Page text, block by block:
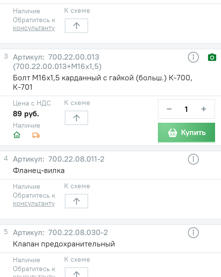
Наличие
Обратитесь к
консультанту
К схеме
3
700.22.00.013
(700.22.00.013+М16х1,5)
Болт М16х1,5 карданный с гайкой (больш.) К-700,
К-701
Наличие
Цена с НДС
89 руб.
К схеме − +
Купить
4
700.22.08.011-2
Фланец-вилка
Наличие
Обратитесь к
консультанту
К схеме
5
700.22.08.030-2
Клапан предохранительный
Наличие
Обратитесь к
К схеме